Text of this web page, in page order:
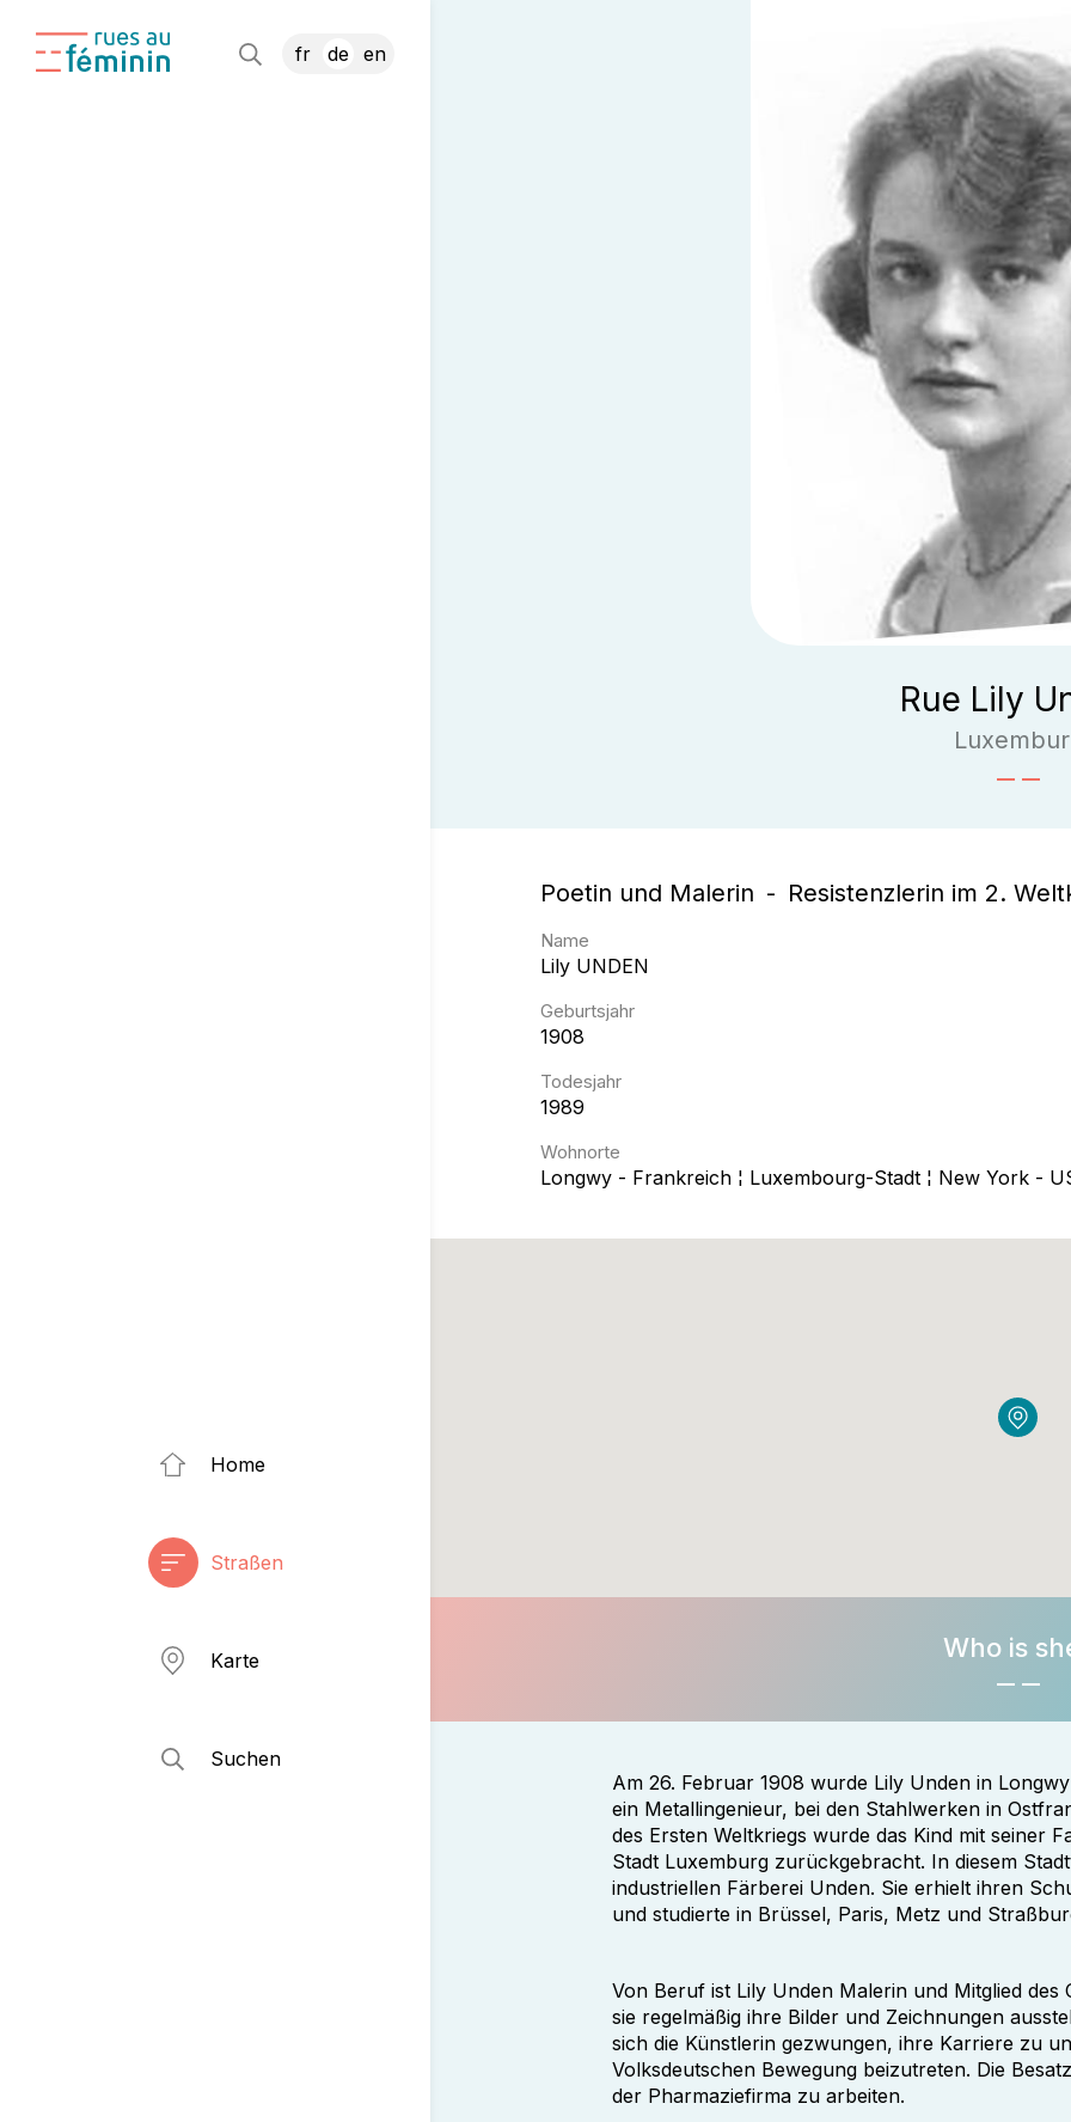
fr de en
Home
Straßen
Karte
Suchen
Rue Lily
Poetin und Malerin Resistenzlerin im 2.
Name
Lily UNDEN
Geburtsjahr
1908
Todesjahr
1989
Wohnorte
Longwy - Frankreich ¦ Luxembourg-Stadt ¦ New York -
Who is
Am 26. Februar 1908 wurde Lily Unden in
ein Metallingenieur, bei den Stahlwerken in
des Ersten Weltkriegs wurde das Kind mit seiner
Stadt Luxemburg zurückgebracht. In diesem
industriellen Färberei Unden. Sie erhielt ihren
und studierte in Brüssel, Paris, Metz und
Von Beruf ist Lily Unden Malerin und Mitglied
sie regelmäßig ihre Bilder und Zeichnungen
sich die Künstlerin gezwungen, ihre Karriere zu
Volksdeutschen Bewegung beizutreten. Die
der Pharmaziefirma zu arbeiten.